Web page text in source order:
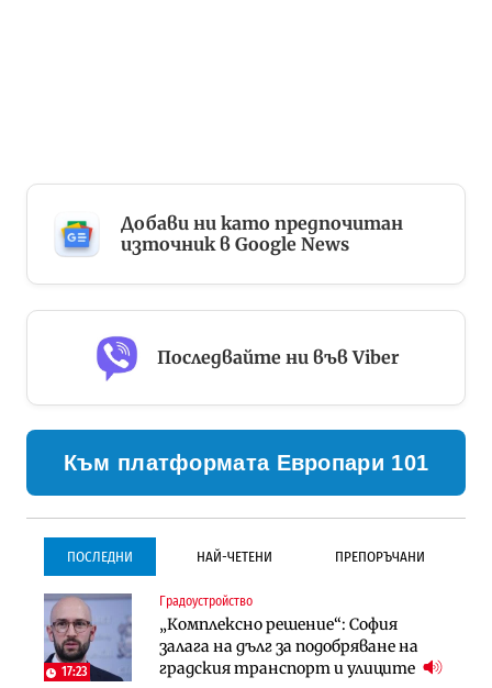
Добави ни като предпочитан
източник в Google News
Последвайте ни във Viber
Към платформата Европари 101
ПОСЛЕДНИ НАЙ-ЧЕТЕНИ ПРЕПОРЪЧАНИ
17:23
Градоустройство
„Комплексно решение“: София
залага на дълг за подобряване на
градския транспорт и улиците
Градоустройство
Столична община избра
изпълнител за преместването на
трамвайното трасе по бул.
Инфраструктура
Проектирането на тунела под
Петрохан ще върви паралелно с
екологичните оценки